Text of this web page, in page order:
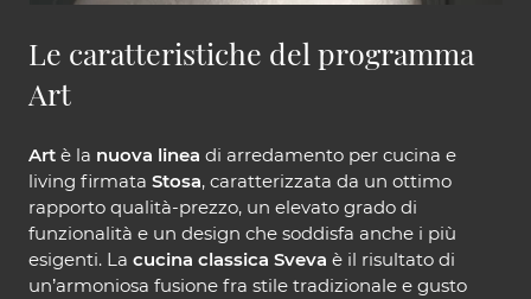
Le caratteristiche del programma
Art
Art è la nuova linea di arredamento per cucina e
living firmata Stosa, caratterizzata da un ottimo
rapporto qualità-prezzo, un elevato grado di
funzionalità e un design che soddisfa anche i più
esigenti. La cucina classica Sveva è il risultato di
un’armoniosa fusione fra stile tradizionale e gusto